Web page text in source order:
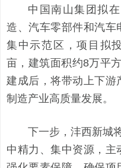
中国南山集团拟
造、汽车零部件和汽车
集中示范区，项目拟
亩，建筑面积约8万平
建成后，将带动上下游
制造产业高质量发展。
下一步，沣西新城
中精力、集中资源，主